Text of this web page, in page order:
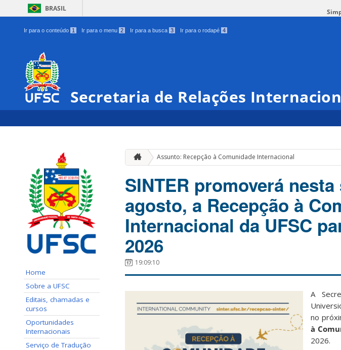
BRASIL
Ir para o conteúdo 1 Ir para o menu 2 Ir para a busca 3 Ir para o rodapé 4
Secretaria de Relações
Home
Sobre a UFSC
Editais, chamadas e
cursos
Oportunidades
Internacionais
Serviço de Tradução
Assunto: Recepção à Comunidade Internacional
SINTER promoverá
agosto, a Recepção à
Internacional da UFSC
2026
19:09:10
A
no
à
2026.